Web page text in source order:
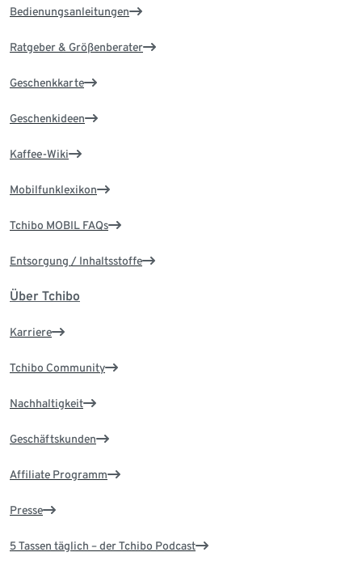
Bedienungsanleitungen
Ratgeber & Größenberater
Geschenkkarte
Geschenkideen
Kaffee-Wiki
Mobilfunklexikon
Tchibo MOBIL FAQs
Entsorgung / Inhaltsstoffe
Über Tchibo
Karriere
Tchibo Community
Nachhaltigkeit
Geschäftskunden
Affiliate Programm
Presse
5 Tassen täglich – der Tchibo Podcast